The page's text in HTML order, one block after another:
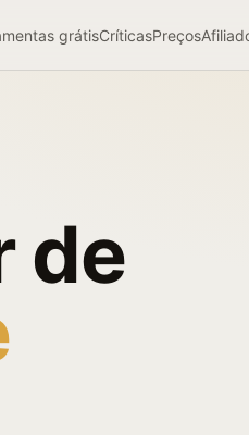
grátisCríticasPreços
de